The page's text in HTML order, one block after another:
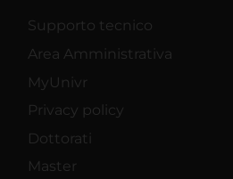
Supporto tecnico
Area Amministrativa
MyUnivr
Privacy policy
Dottorati
Master